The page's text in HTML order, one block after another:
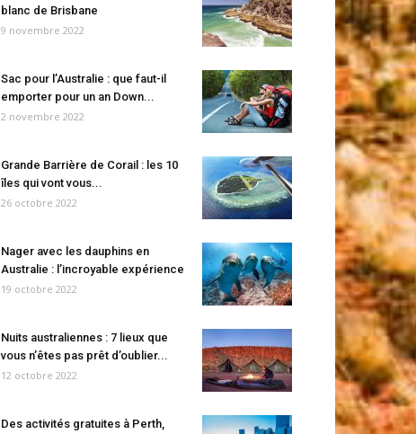
blanc de Brisbane
9 novembre 2022
Sac pour l’Australie : que faut-il
emporter pour un an Down...
2 novembre 2022
Grande Barrière de Corail : les 10
îles qui vont vous...
26 octobre 2022
Nager avec les dauphins en
Australie : l’incroyable expérience
19 octobre 2022
Nuits australiennes : 7 lieux que
vous n’êtes pas prêt d’oublier...
12 octobre 2022
Des activités gratuites à Perth,